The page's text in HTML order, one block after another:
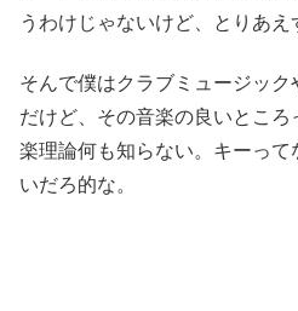
うわけじゃないけど、とりあえ
そんで僕はクラブミュージッ
だけど、その音楽の良いとこ
楽理論何も知らない。キーっ
いだろ的な。